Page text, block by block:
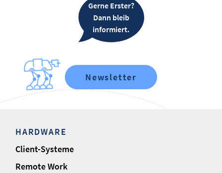
Gerne Erster?
Dann bleib
informiert.
Newsletter
HARDWARE
Client-Systeme
Remote Work